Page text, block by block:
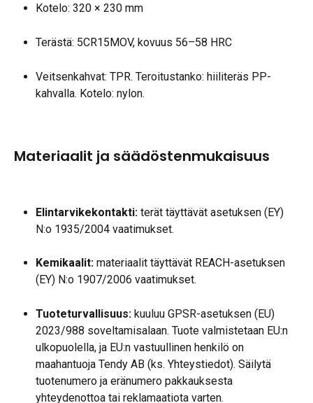
Kotelo: 320 × 230 mm
Terästä: 5CR15MOV, kovuus 56–58 HRC
Veitsenkahvat: TPR. Teroitustanko: hiiliteräs PP-
kahvalla. Kotelo: nylon.
Materiaalit ja säädöstenmukaisuus
Elintarvikekontakti: terät täyttävät asetuksen (EY)
N:o 1935/2004 vaatimukset.
Kemikaalit: materiaalit täyttävät REACH-asetuksen
(EY) N:o 1907/2006 vaatimukset.
Tuoteturvallisuus: kuuluu GPSR-asetuksen (EU)
2023/988 soveltamisalaan. Tuote valmistetaan EU:n
ulkopuolella, ja EU:n vastuullinen henkilö on
maahantuoja Tendy AB (ks. Yhteystiedot). Säilytä
tuotenumero ja eränumero pakkauksesta
yhteydenottoa tai reklamaatiota varten.